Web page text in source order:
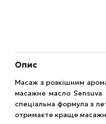
Опис
Масаж з розкішним
масажне масло Sensuva
спеціальна формула з
отримаєте краще